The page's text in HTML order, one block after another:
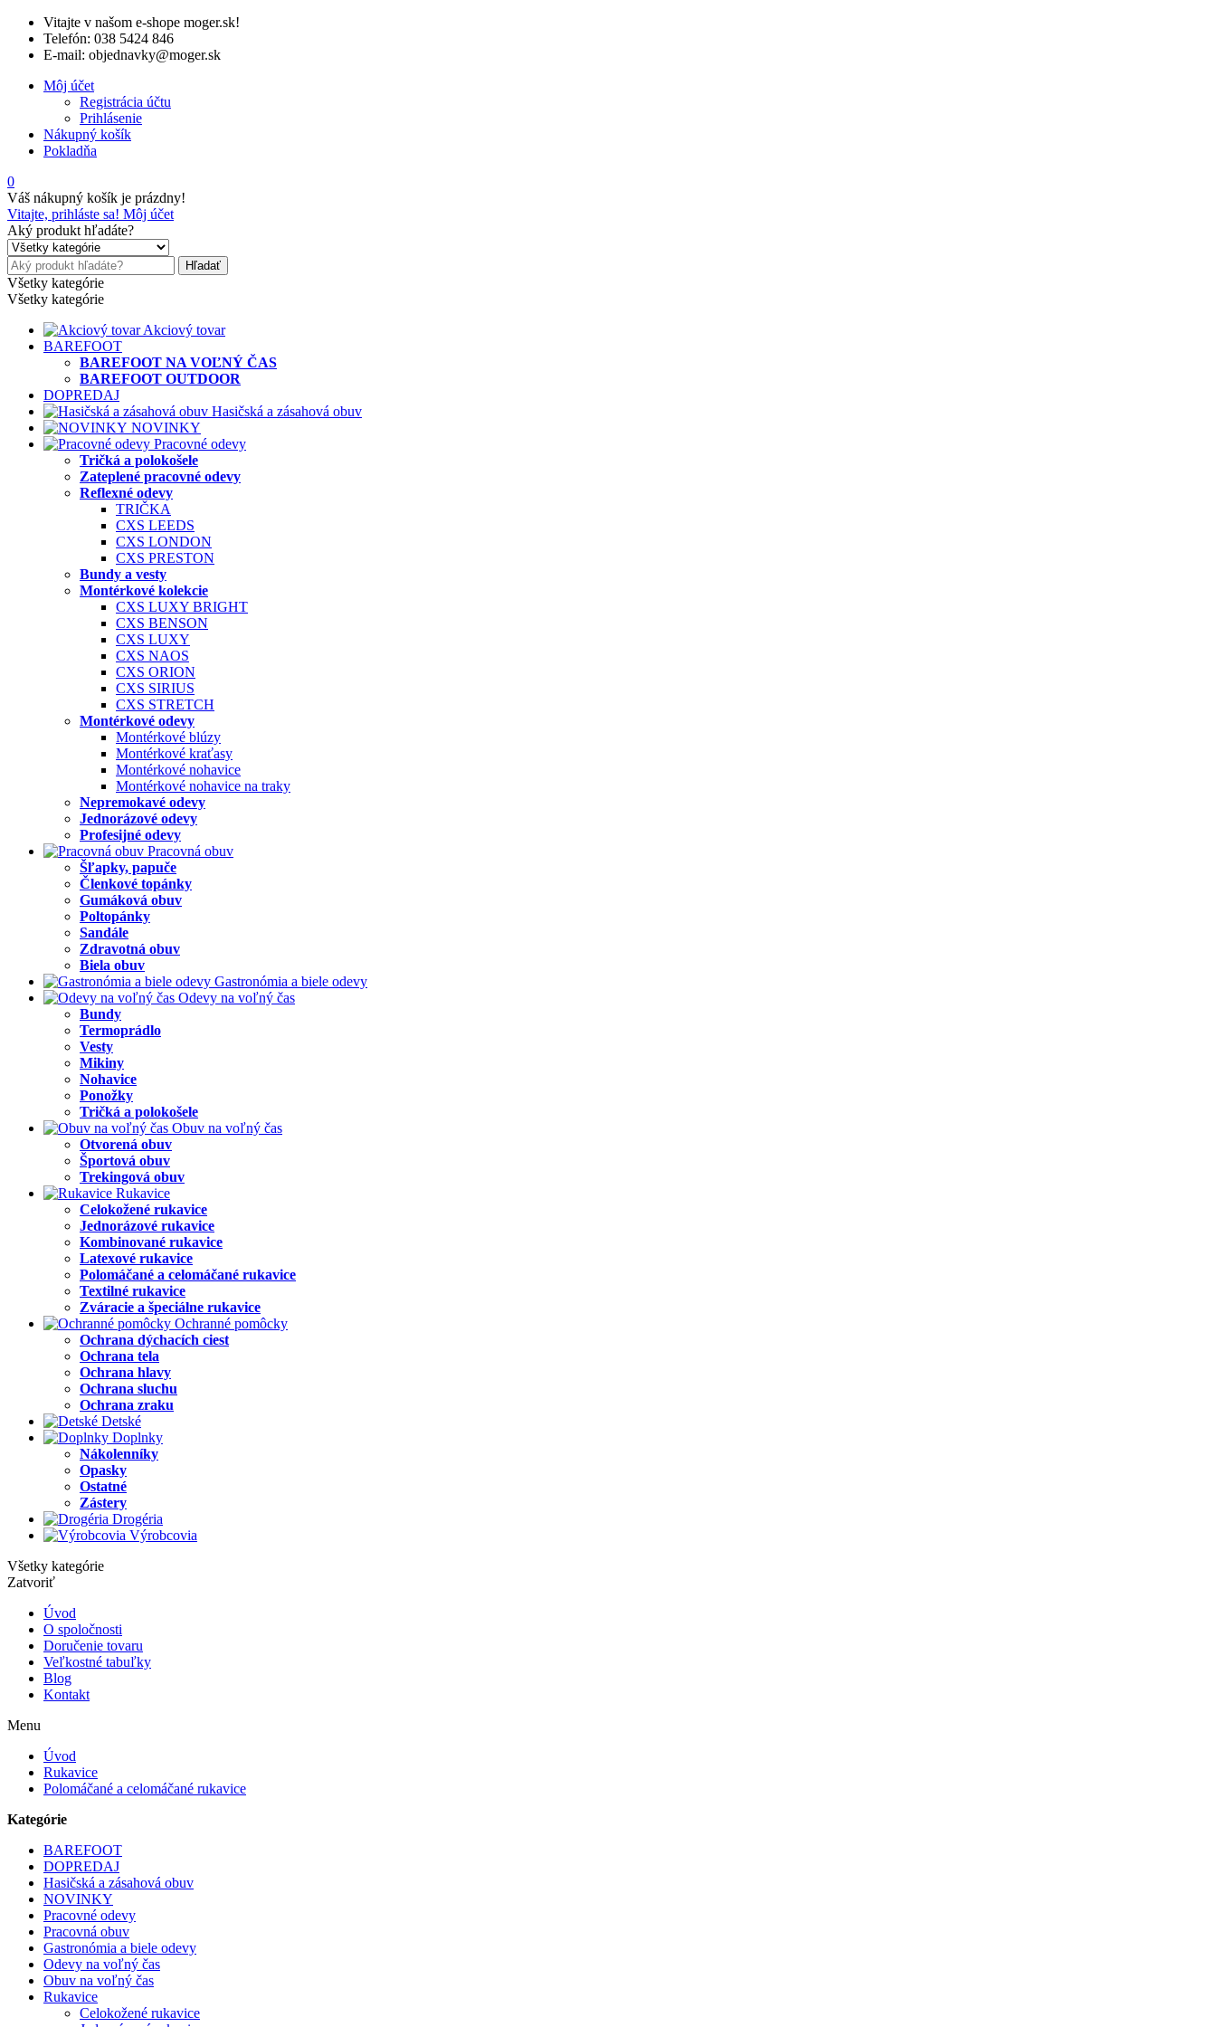
Vitajte v našom e-shope moger.sk!
Telefón: 038 5424 846
E-mail: objednavky@moger.sk
Môj účet
Registrácia účtu
Prihlásenie
Nákupný košík
Pokladňa
0
Váš nákupný košík je prázdny!
Vitajte, prihláste sa! Môj účet
Aký produkt hľadáte?
Hľadať
Všetky kategórie
Všetky kategórie
Akciový tovar
BAREFOOT
BAREFOOT NA VOĽNÝ ČAS
BAREFOOT OUTDOOR
DOPREDAJ
Hasičská a zásahová obuv
NOVINKY
Pracovné odevy
Tričká a polokošele
Zateplené pracovné odevy
Reflexné odevy
TRIČKA
CXS LEEDS
CXS LONDON
CXS PRESTON
Bundy a vesty
Montérkové kolekcie
CXS LUXY BRIGHT
CXS BENSON
CXS LUXY
CXS NAOS
CXS ORION
CXS SIRIUS
CXS STRETCH
Montérkové odevy
Montérkové blúzy
Montérkové kraťasy
Montérkové nohavice
Montérkové nohavice na traky
Nepremokavé odevy
Jednorázové odevy
Profesijné odevy
Pracovná obuv
Šľapky, papuče
Členkové topánky
Gumáková obuv
Poltopánky
Sandále
Zdravotná obuv
Biela obuv
Gastronómia a biele odevy
Odevy na voľný čas
Bundy
Termoprádlo
Vesty
Mikiny
Nohavice
Ponožky
Tričká a polokošele
Obuv na voľný čas
Otvorená obuv
Športová obuv
Trekingová obuv
Rukavice
Celokožené rukavice
Jednorázové rukavice
Kombinované rukavice
Latexové rukavice
Polomáčané a celomáčané rukavice
Textilné rukavice
Zváracie a špeciálne rukavice
Ochranné pomôcky
Ochrana dýchacích ciest
Ochrana tela
Ochrana hlavy
Ochrana sluchu
Ochrana zraku
Detské
Doplnky
Nákolenníky
Opasky
Ostatné
Zástery
Drogéria
Výrobcovia
Všetky kategórie
Zatvoriť
Úvod
O spoločnosti
Doručenie tovaru
Veľkostné tabuľky
Blog
Kontakt
Menu
Úvod
Rukavice
Polomáčané a celomáčané rukavice
Kategórie
BAREFOOT
DOPREDAJ
Hasičská a zásahová obuv
NOVINKY
Pracovné odevy
Pracovná obuv
Gastronómia a biele odevy
Odevy na voľný čas
Obuv na voľný čas
Rukavice
Celokožené rukavice